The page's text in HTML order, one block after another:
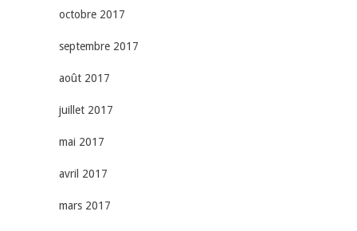
octobre 2017
septembre 2017
août 2017
juillet 2017
mai 2017
avril 2017
mars 2017